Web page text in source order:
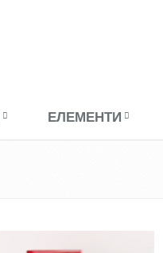
ЕЛЕМЕНТИ